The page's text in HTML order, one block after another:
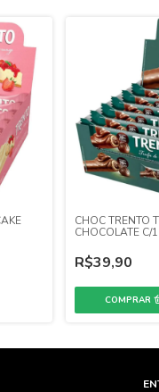
CHOC TRENTO
CHOCOLATE C/
R$39,90